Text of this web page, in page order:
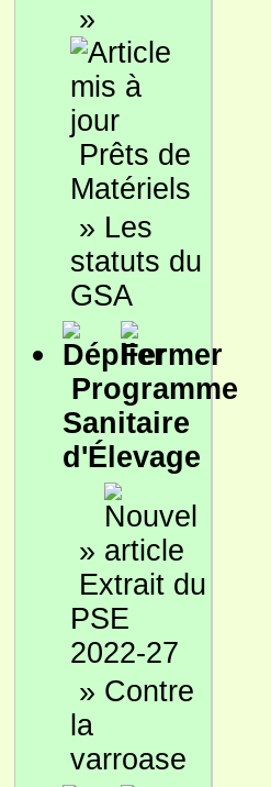
»
Prêts de
Matériels
» Les
statuts du
GSA
Programme
Sanitaire
d'Élevage
»
Extrait du
PSE
2022-27
» Contre
la
varroase